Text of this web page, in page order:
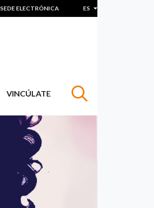
SEDE ELECTRÓNICA ES Lista adicional de
VINCÚLATE